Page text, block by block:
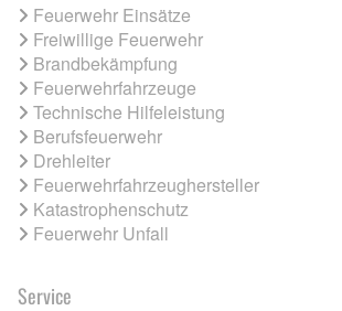
Feuerwehr Einsätze
Freiwillige Feuerwehr
Brandbekämpfung
Feuerwehrfahrzeuge
Technische Hilfeleistung
Berufsfeuerwehr
Drehleiter
Feuerwehrfahrzeughersteller
Katastrophenschutz
Feuerwehr Unfall
Service